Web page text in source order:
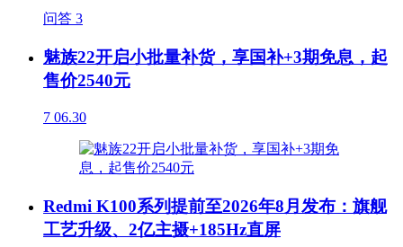
问答 3
魅族22开启小批量补货，享国补+3期免息，起
售价2540元
7 06.30
Redmi K100系列提前至2026年8月发布：旗舰
工艺升级、2亿主摄+185Hz直屏